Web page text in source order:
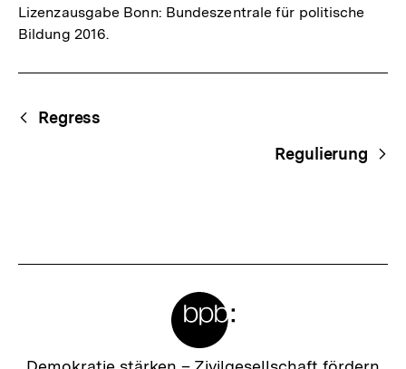
Lizenzausgabe Bonn: Bundeszentrale für politische
Bildung 2016.
Begriffsnavigation
Content-
Navigation
Regress
Regulierung